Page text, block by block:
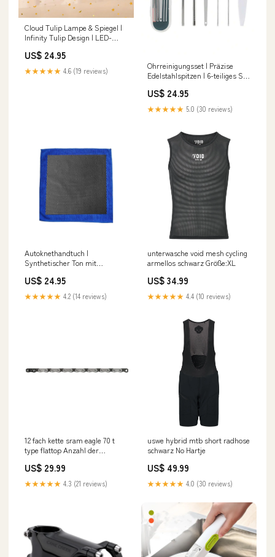
Cloud Tulip Lampe & Spiegel |
Infinity Tulip Design | LED-
2831300394
US$ 24.95
★★★★★ 4.6 (19 reviews)
Ohrreinigungsset | Präzise
Edelstahlspitzen | 6-teiliges Set
US$ 24.95
★★★★★ 5.0 (30 reviews)
Autoknethandtuch |
Synthetischer Ton mit
Waschbar & Wiederverwendbar
Fastlane
US$ 24.95
★★★★★ 4.2 (14 reviews)
unterwasche void mesh cycling
armellos schwarz Größe:XL
US$ 34.99
★★★★★ 4.4 (10 reviews)
12 fach kette sram eagle 70 t
type flattop Anzahl der
US$ 29.99
★★★★★ 4.3 (21 reviews)
uswe hybrid mtb short radhose
schwarz No Hartje
US$ 49.99
★★★★★ 4.0 (30 reviews)